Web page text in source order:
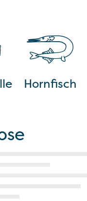
Hornfisch